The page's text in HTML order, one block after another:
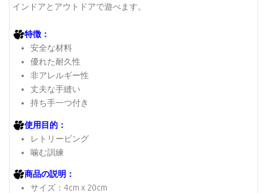
インドアとアウトドアで遊べます。
特徴：
安全な材料
優れた耐久性
非アレルギー性
丈夫な手縫い
持ち手一つ付き
使用目的：
レトリービング
噛む訓練
商品の説明：
サイズ：4cm x 20cm